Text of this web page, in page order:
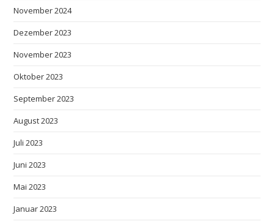
November 2024
Dezember 2023
November 2023
Oktober 2023
September 2023
August 2023
Juli 2023
Juni 2023
Mai 2023
Januar 2023